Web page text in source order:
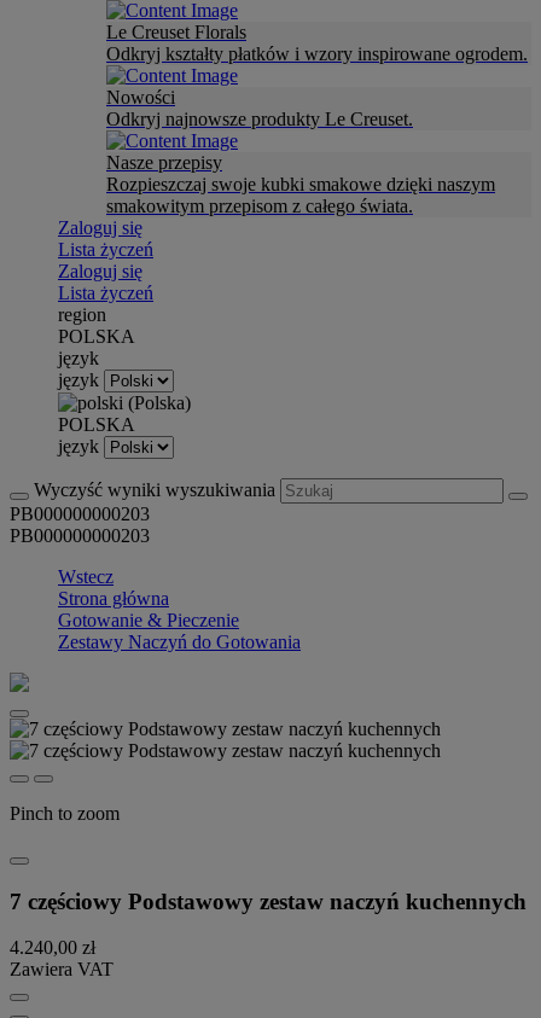
Le Creuset Florals
Odkryj kształty płatków i wzory inspirowane ogrodem.
Nowości
Odkryj najnowsze produkty Le Creuset.
Nasze przepisy
Rozpieszczaj swoje kubki smakowe dzięki naszym
smakowitym przepisom z całego świata.
Zaloguj się
Lista życzeń
Zaloguj się
Lista życzeń
region
POLSKA
język
język
POLSKA
język
Wyczyść wyniki wyszukiwania
PB000000000203
PB000000000203
Wstecz
Strona główna
Gotowanie & Pieczenie
Zestawy Naczyń do Gotowania
Pinch to zoom
7 częściowy Podstawowy zestaw naczyń kuchennych
4.240,00 zł
Zawiera VAT